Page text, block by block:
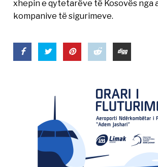
xhepin e qytetarëve të Kosovës nga
kompanive të sigurimeve.